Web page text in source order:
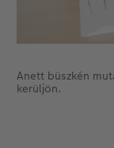
Anett büszkén
kerüljön.